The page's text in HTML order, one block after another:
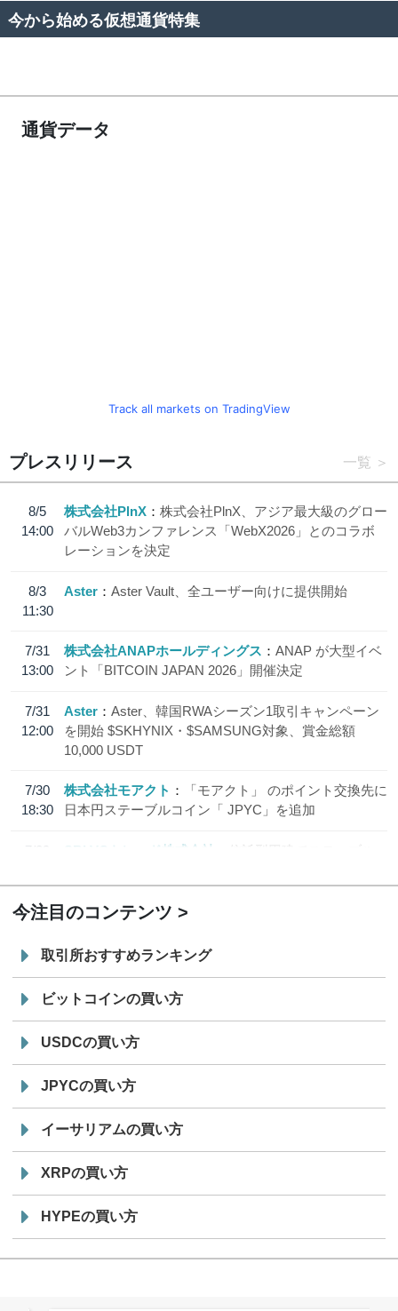
今から始める仮想通貨特集
通貨データ
Track all markets on TradingView
プレスリリース 一覧
8/5
14:00
株式会社PlnX
株式会社PlnX、アジア最大級のグロー
バルWeb3カンファレンス「WebX2026」とのコラボ
レーションを決定
8/3
11:30
Aster Aster Vault、全ユーザー向けに提供開始
7/31
13:00
株式会社ANAPホールディングス
ANAP が大型イベ
ント「BITCOIN JAPAN 2026」開催決定
7/31
12:00
Aster
Aster、韓国RWAシーズン1取引キャンペーン
を開始 $SKHYNIX・$SAMSUNG対象、賞金総額
10,000 USDT
7/30
18:30
株式会社モアクト
「モアクト」 のポイント交換先に
日本円ステーブルコイン「 JPYC」を追加
7/29
SBI VCトレード株式会社
信託型円建てステーブル
今注目のコンテンツ
取引所おすすめランキング
ビットコインの買い方
USDCの買い方
JPYCの買い方
イーサリアムの買い方
XRPの買い方
HYPEの買い方